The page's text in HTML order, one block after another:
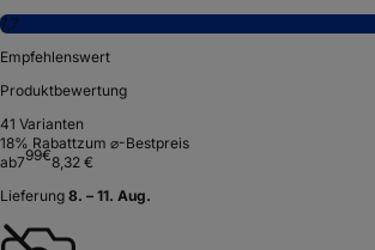
7,7
Empfehlenswert
Produktbewertung
41 Varianten
18% Rabattzum ⌀-Bestpreis
ab799€8,32 €
Lieferung 8. – 11. Aug.